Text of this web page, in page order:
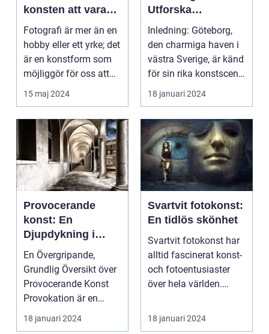
konsten att vara
fotograf
Fotografi är mer än en
hobby eller ett yrke; det
är en konstform som
möjliggör för oss att
frysa ögo...
15 maj 2024
Utforska
Göteborgs
konstscen genom
motiv och
målningar
Inledning: Göteborg,
den charmiga haven i
västra Sverige, är känd
för sin rika konstscen
och inspire...
18 januari 2024
Provocerande
konst: En
Djupdykning i
Kontrovers och
Skapande
En Övergripande,
Grundlig Översikt över
Provocerande Konst
Provokation är en
central del av
konsten...
18 januari 2024
Svartvit fotokonst:
En tidlös skönhet
Svartvit fotokonst har
alltid fascinerat konst-
och fotoentusiaster
över hela världen.
18 januari 2024